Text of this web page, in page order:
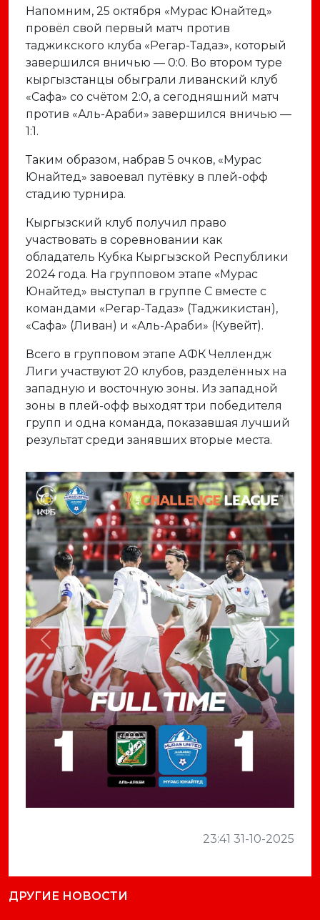
Напомним, 25 октября «Мурас Юнайтед»
провёл свой первый матч против
таджикского клуба «Регар-Тадаз», который
завершился вничью — 0:0. Во втором туре
кыргызстанцы обыграли ливанский клуб
«Сафа» со счётом 2:0, а сегодняшний матч
против «Аль-Араби» завершился вничью —
1:1.
Таким образом, набрав 5 очков, «Мурас
Юнайтед» завоевал путёвку в плей-офф
стадию турнира.
Кыргызский клуб получил право
участвовать в соревновании как
обладатель Кубка Кыргызской Республики
2024 года. На групповом этапе «Мурас
Юнайтед» выступал в группе C вместе с
командами «Регар-Тадаз» (Таджикистан),
«Сафа» (Ливан) и «Аль-Араби» (Кувейт).
Всего в групповом этапе АФК Челлендж
Лиги участвуют 20 клубов, разделённых на
западную и восточную зоны. Из западной
зоны в плей-офф выходят три победителя
групп и одна команда, показавшая лучший
результат среди занявших вторые места.
Previous Next
23:41 31-10-2025
ДРУГИЕ НОВОСТИ